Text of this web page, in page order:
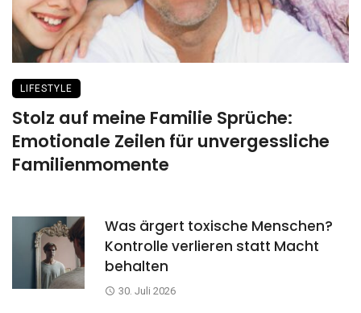
LIFESTYLE
Stolz auf meine Familie Sprüche:
Emotionale Zeilen für unvergessliche
Familienmomente
Was ärgert toxische Menschen?
Kontrolle verlieren statt Macht
behalten
30. Juli 2026